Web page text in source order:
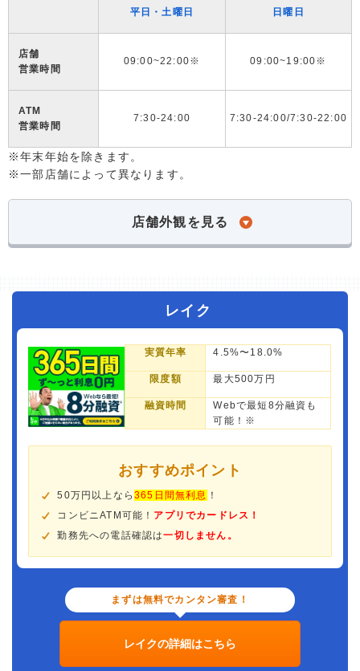
平日・土曜日 日曜日
店舗
営業時間
09:00~22:00※ 09:00~19:00※
ATM
営業時間
7:30-24:00 7:30-24:00/7:30-22:00
※年末年始を除きます。
※一部店舗によって異なります。
店舗外観を見る
レイク
実質年率 4.5%〜18.0%
限度額 最大500万円
融資時間
Webで最短8分融資も
可能！※
おすすめポイント
50万円以上なら365日間無利息 ！
コンビニATM可能！ アプリでカードレス！
勤務先への電話確認は一切しません。
まずは無料でカンタン審査！
レイクの詳細はこちら